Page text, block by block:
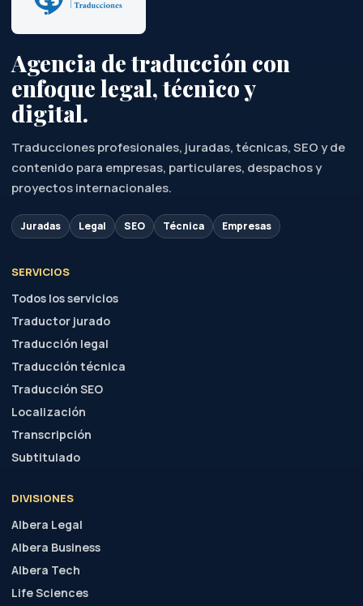
Agencia de traducción con
enfoque legal, técnico y
digital.
Traducciones profesionales, juradas, técnicas, SEO y de
contenido para empresas, particulares, despachos y
proyectos internacionales.
Juradas Legal SEO Técnica Empresas
SERVICIOS
Todos los servicios
Traductor jurado
Traducción legal
Traducción técnica
Traducción SEO
Localización
Transcripción
Subtitulado
DIVISIONES
Albera Legal
Albera Business
Albera Tech
Life Sciences